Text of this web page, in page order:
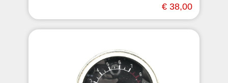
€ 38,00